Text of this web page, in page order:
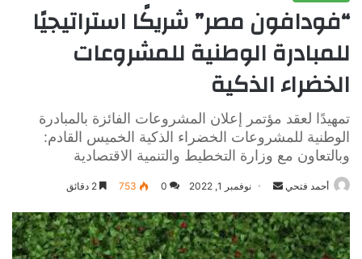
“فودافون مصر” شريكًا استراتيجيًا
للمبادرة الوطنية للمشروعات
الخضراء الذكية
تمهيدًا لعقد مؤتمر إعلان المشروعات الفائزة بالمبادرة
الوطنية للمشروعات الخضراء الذكية الخميس القادم:
وبالتعاون مع وزارة التخطيط والتنمية الاقتصادية
أحمد فتحي
أرسل
إلكترونيا
نوفمبر 1, 2022 0
753